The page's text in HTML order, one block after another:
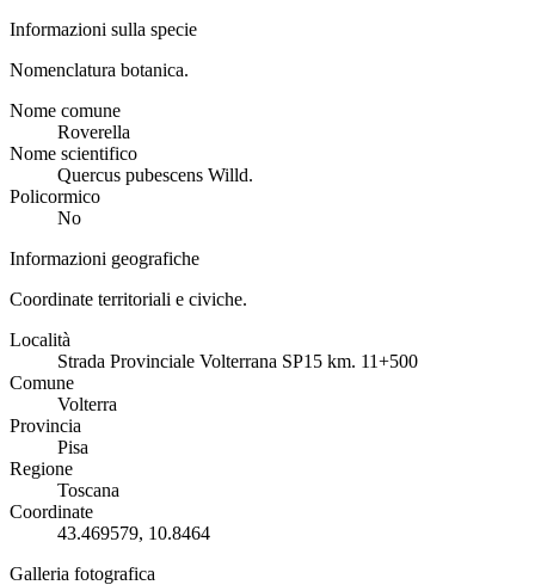
Informazioni sulla specie
Nomenclatura botanica.
Nome comune
Roverella
Nome scientifico
Quercus pubescens Willd.
Policormico
No
Informazioni geografiche
Coordinate territoriali e civiche.
Località
Strada Provinciale Volterrana SP15 km. 11+500
Comune
Volterra
Provincia
Pisa
Regione
Toscana
Coordinate
43.469579, 10.8464
Galleria fotografica